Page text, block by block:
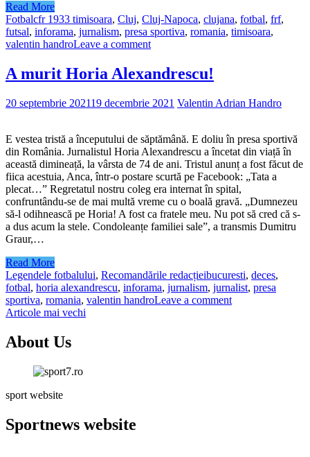
Read More
Fotbalcfr 1933 timisoara, Cluj, Cluj-Napoca, clujana, fotbal, frf,
futsal, inforama, jurnalism, presa sportiva, romania, timisoara,
valentin handroLeave a comment
A murit Horia Alexandrescu!
20 septembrie 202119 decembrie 2021 Valentin Adrian Handro
E vestea tristă a începutului de săptămână. E doliu în presa sportivă
din România. Jurnalistul Horia Alexandrescu a încetat din viață în
această dimineață, la vârsta de 74 de ani. Tristul anunț a fost făcut de
fiica acestuia, Anca, într-o postare scurtă pe Facebook: „Tata a
plecat…” Regretatul nostru coleg era internat în spital,
confruntându-se de mai multă vreme cu o boală gravă. „Dumnezeu
să-l odihnească pe Horia! A fost ca fratele meu. Nu pot să cred că s-
a dus acum la stele. Condoleanțe familiei sale”, a transmis Dumitru
Graur,…
Read More
Legendele fotbalului, Recomandările redacțieibucuresti, deces,
fotbal, horia alexandrescu, inforama, jurnalism, jurnalist, presa
sportiva, romania, valentin handroLeave a comment
Navigare
în
articole
Articole mai vechi
About Us
sport website
Sportnews website